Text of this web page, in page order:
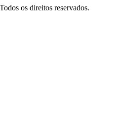
os direitos reservados.